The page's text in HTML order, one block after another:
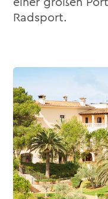
einer großen
Radsport.